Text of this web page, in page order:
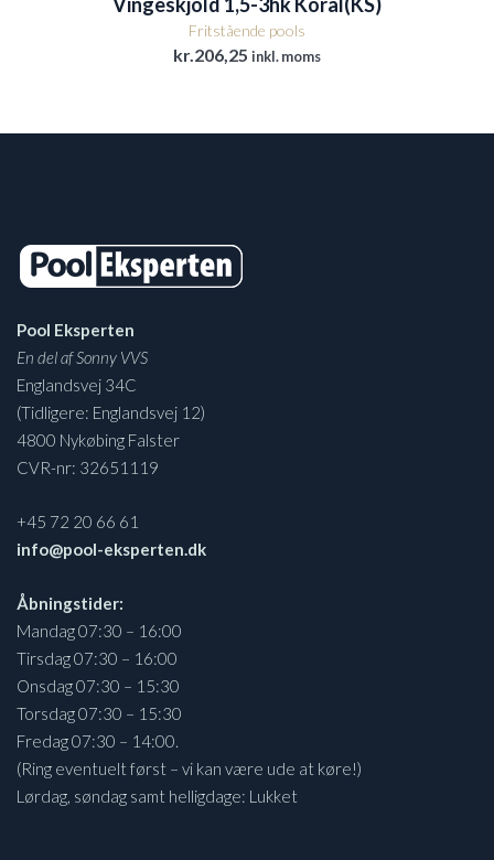
Fritstående pools
kr. 206,25 inkl. moms
Pool Eksperten
En del af Sonny VVS
Englandsvej 34C
(Tidligere: Englandsvej 12)
4800 Nykøbing Falster
CVR-nr: 32651119
+45 72 20 66 61
info@pool-eksperten.dk
Åbningstider:
Mandag 07:30 – 16:00
Tirsdag 07:30 – 16:00
Onsdag 07:30 – 15:30
Torsdag 07:30 – 15:30
Fredag 07:30 – 14:00.
(Ring eventuelt først – vi kan være ude at køre!)
Lørdag, søndag samt helligdage: Lukket